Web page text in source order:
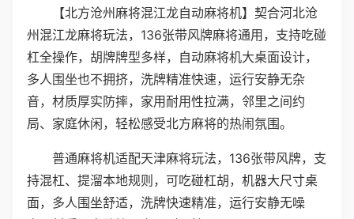
【北方沧州麻将混江龙自动麻将机】契合河北沧
州混江龙麻将玩法，136张带风牌麻将通用，支持吃碰
杠全操作，胡牌牌型多样，自动麻将机大桌面设计，
多人围坐也不拥挤，洗牌精准快速，运行安静无杂
音，材质厚实防摔，家用耐用性拉满，邻里之间约
局、家庭休闲，轻松感受北方麻将的热闹氛围。
普通麻将机适配天津麻将玩法，136张带风牌，支
持混杠、提溜本地规则，可吃碰杠胡，机器大尺寸桌
面，多人围坐舒适，洗牌快速精准，运行安静无噪